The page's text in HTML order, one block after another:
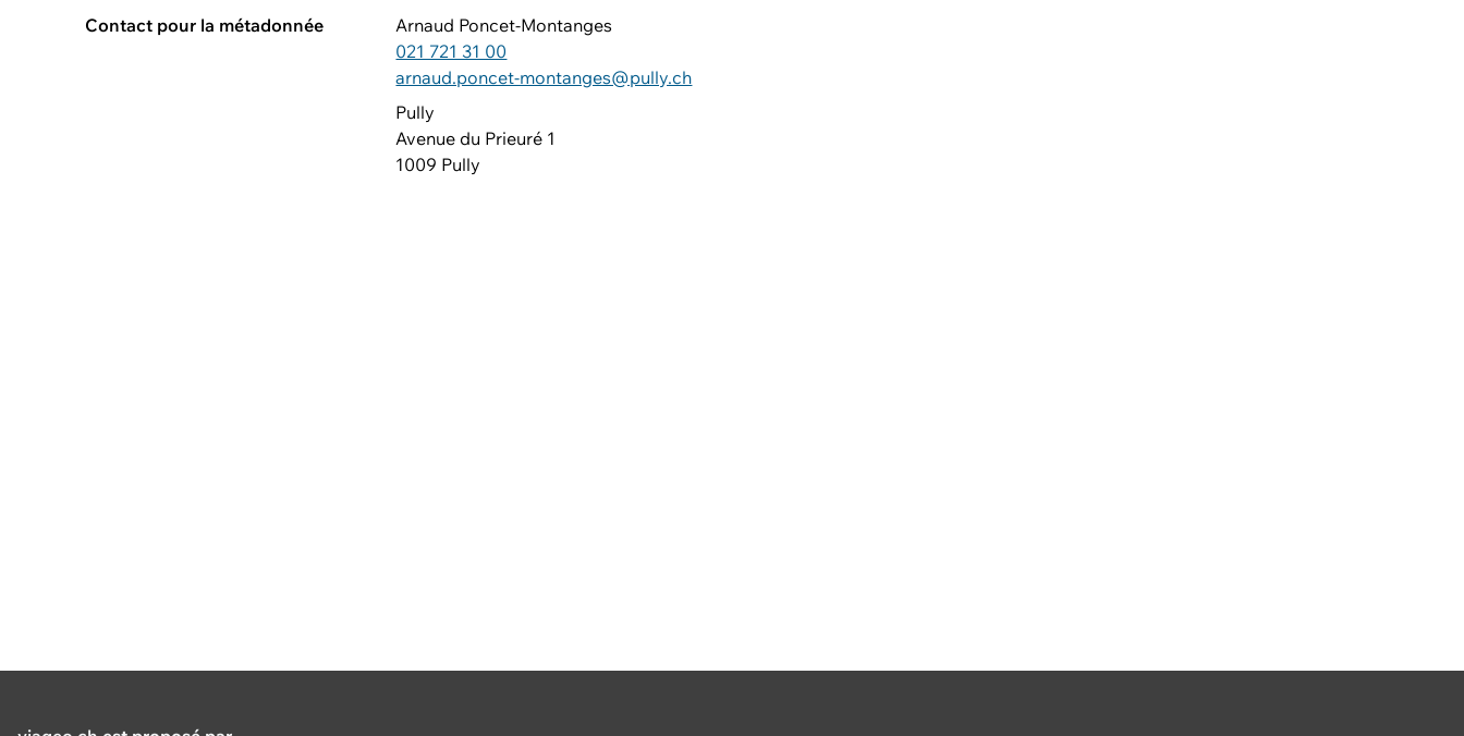
Contact pour la métadonnée
Arnaud Poncet-Montanges
021 721 31 00
arnaud.poncet-montanges@pully.ch
Pully
Avenue du Prieuré 1
1009 Pully